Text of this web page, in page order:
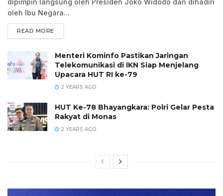
dipimpin langsung oleh Presiden Joko Widodo dan dihadiri
oleh Ibu Negara...
READ MORE
Menteri Kominfo Pastikan Jaringan
Telekomunikasi di IKN Siap Menjelang
Upacara HUT RI ke-79
2 YEARS AGO
HUT Ke-78 Bhayangkara: Polri Gelar Pesta
Rakyat di Monas
2 YEARS AGO